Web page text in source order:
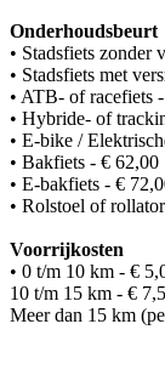
Onderhoudsbeurt
• Stadsfiets zonder
• Stadsfiets met
• ATB- of racefiets
• Hybride- of
• E-bike /
• Bakfiets - € 62,00
• E-bakfiets - €
• Rolstoel of
Voorrijkosten
• 0 t/m 10 km - €
10 t/m 15 km - €
Meer dan 15 km